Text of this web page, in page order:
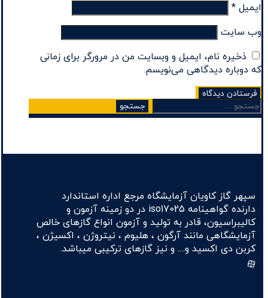
ایمیل *
وب‌ سایت
ذخیره نام، ایمیل و وبسایت من در مرورگر برای زمانی
که دوباره دیدگاهی می‌نویسم.
جستجو
برای:
سپهر گاز کاویان آزمایشگاه مرجع اداره استاندارد
دارنده گواهینامه iso17025 در دو زمینه آزمون و
کالیبراسیون، قادر به تولید و آزمون انواع گازهای خالص
آزمایشگاهی مانند آرگون ، هلیوم ، نیتروژن ، اکسیژن ،
کربن دی اکسید و.... و نیز گازهای ترکیبی میباشد.